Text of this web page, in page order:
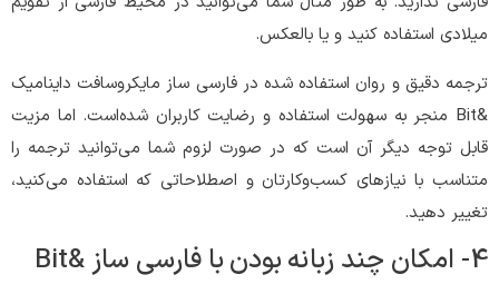
میلادی استفاده کنید و یا بالعکس.
ترجمه دقیق و روان استفاده شده در فارسی ساز مایکروسافت داینامیک
&Bit منجر به سهولت استفاده و رضایت کاربران شده‌است. اما مزیت
قابل توجه دیگر آن است که در صورت لزوم شما می‌توانید ترجمه‌ را
متناسب با نیازهای کسب‌وکارتان و اصطلاحاتی که استفاده می‌کنید،
تغییر دهید.
4- امکان چند زبانه بودن با فارسی ساز &Bit